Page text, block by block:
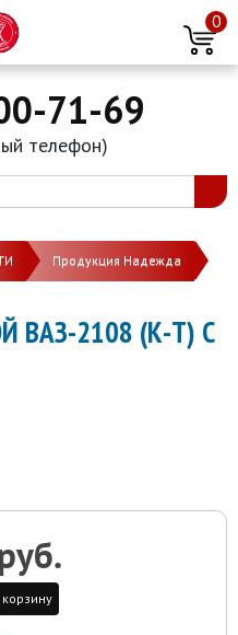
0
71-69
телефон)
Продукция Надежда
ВАЗ-2108 (К-Т) С